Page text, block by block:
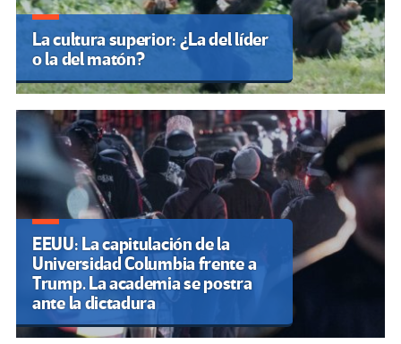
La cultura superior: ¿La del líder
o la del matón?
EEUU: La capitulación de la
Universidad Columbia frente a
Trump. La academia se postra
ante la dictadura